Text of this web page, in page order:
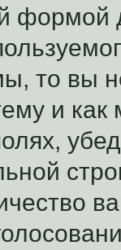
формой
то вы
и